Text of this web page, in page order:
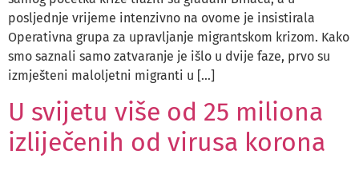
posljednje vrijeme intenzivno na ovome je insistirala
Operativna grupa za upravljanje migrantskom krizom. Kako
smo saznali samo zatvaranje je išlo u dvije faze, prvo su
izmješteni maloljetni migranti u […]
U svijetu više od 25 miliona
izliječenih od virusa korona